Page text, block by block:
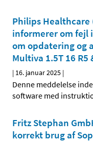
Philips Healthcare
informerer om fejl
om opdatering og
Multiva 1.5T 16 R5
| 16. januar 2025 |
Denne meddelelse
software med
Fritz Stephan
korrekt brug af